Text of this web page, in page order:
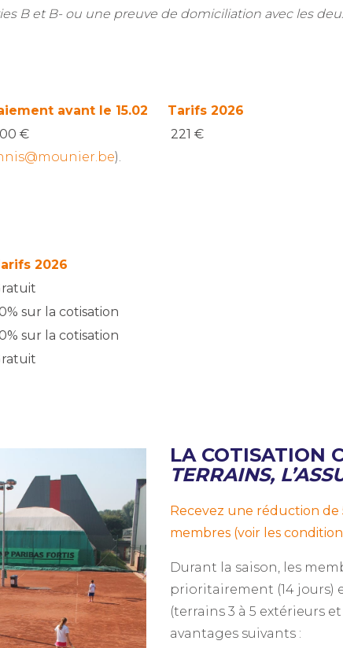
B et B- ou une preuve de domiciliation avec les
avant le 15.02
Tarifs 2026
€
221 €
).
2026
sur la cotisation
sur la cotisation
LA COTISATION
TERRAINS,
Recevez une réduction de
membres (voir les
Durant la saison, les
prioritairement (14 jours)
(terrains 3 à 5 extérieurs
avantages suivants :